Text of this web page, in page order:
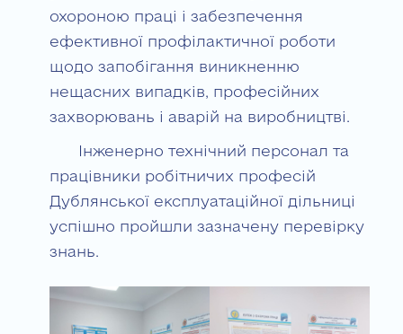
охороною праці і забезпечення
ефективної профілактичної роботи
щодо запобігання виникненню
нещасних випадків, професійних
захворювань і аварій на виробництві.
Інженерно технічний персонал та
працівники робітничих професій
Дублянської експлуатаційної дільниці
успішно пройшли зазначену перевірку
знань.